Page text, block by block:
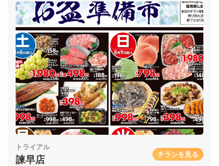
トライアル
諫早店 チラシを見る